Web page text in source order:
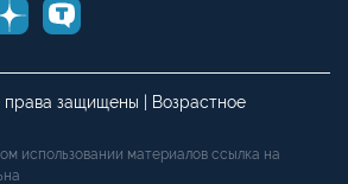
защищены | Возрастное
использовании материалов ссылка на